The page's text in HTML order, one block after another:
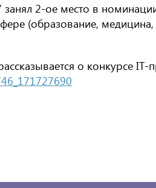
занял 2-ое место в
(образование, медицина,
о конкурсе IT-